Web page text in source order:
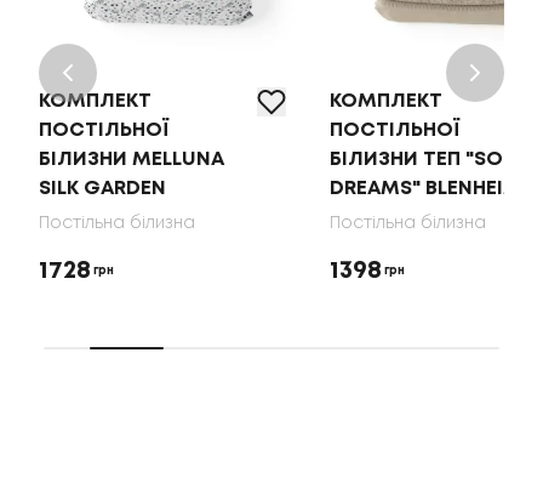
КОМПЛЕКТ
ПОСТІЛЬНОЇ
БІЛИЗНИ MELLUNA
SILK GARDEN
Постільна білизна
1728 грн
КОМПЛЕКТ
ПОСТІЛЬНОЇ
БІЛИЗНИ ТЕП "SOFT
DREAMS" BLENHEIM
Постільна білизна
1398 грн